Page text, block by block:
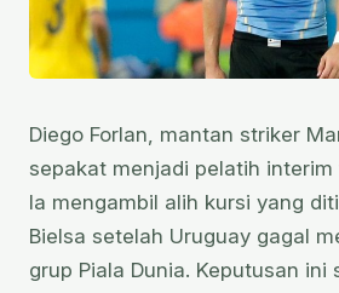
Diego Forlan, mantan striker
sepakat menjadi pelatih interim
Ia mengambil alih kursi yang
Bielsa setelah Uruguay gagal
grup Piala Dunia. Keputusan ini